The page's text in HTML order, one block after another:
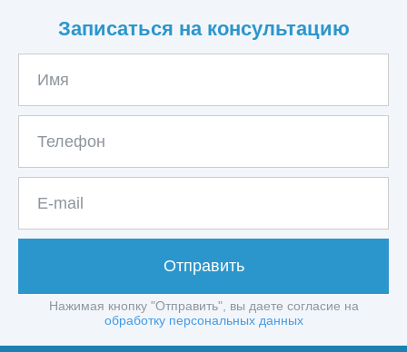
Записаться на консультацию
Отправить
Нажимая кнопку "Отправить", вы даете согласие на
обработку персональных данных